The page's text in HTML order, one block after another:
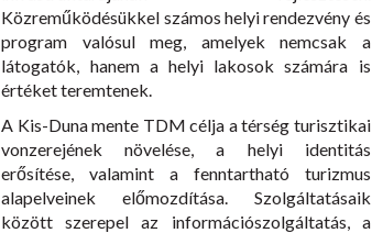
Közreműködésükkel számos helyi rendezvény és
program valósul meg, amelyek nemcsak a
látogatók, hanem a helyi lakosok számára is
értéket teremtenek.
A Kis-Duna mente TDM célja a térség turisztikai
vonzerejének növelése, a helyi identitás
erősítése, valamint a fenntartható turizmus
alapelveinek előmozdítása. Szolgáltatásaik
között szerepel az információszolgáltatás, a